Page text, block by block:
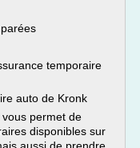
temporaire
auto de Kronk
permet de
disponibles sur